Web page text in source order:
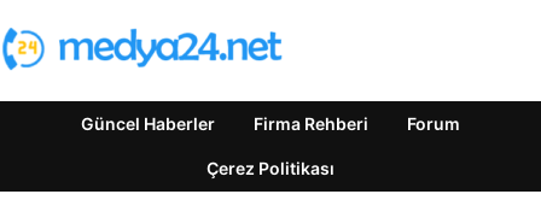
Güncel Haberler Firma Rehberi Forum
Çerez Politikası